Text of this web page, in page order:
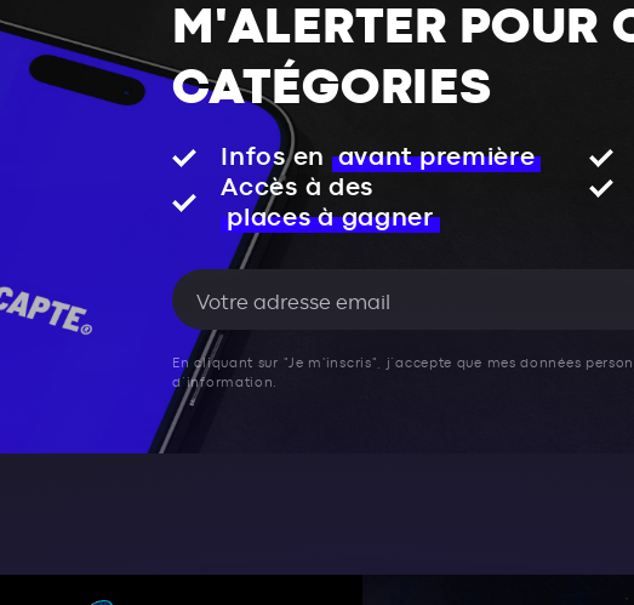
M'ALERTER POUR
CATÉGORIES
Infos en
avant première
Accès à des
places à gagner
En cliquant sur "Je m'inscris", j’accepte que mes données
d’information.